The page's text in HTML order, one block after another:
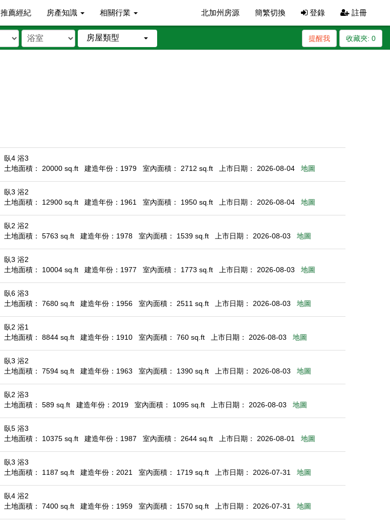
推薦經紀 房產知識 相關行業 北加州房源 簡繁切換 登錄 註冊
房屋類型 收藏夾: 0
提醒我
臥4 浴3
土地面積： 20000 sq.ft
建造年份：1979 室內面積： 2712 sq.ft 上市日期： 2026-08-04 地圖
臥3 浴2
土地面積： 12900 sq.ft
建造年份：1961 室內面積： 1950 sq.ft 上市日期： 2026-08-04 地圖
臥2 浴2
土地面積： 5763 sq.ft
建造年份：1978 室內面積： 1539 sq.ft 上市日期： 2026-08-03 地圖
臥3 浴2
土地面積： 10004 sq.ft
建造年份：1977 室內面積： 1773 sq.ft 上市日期： 2026-08-03 地圖
臥6 浴3
土地面積： 7680 sq.ft
建造年份：1956 室內面積： 2511 sq.ft 上市日期： 2026-08-03 地圖
臥2 浴1
土地面積： 8844 sq.ft
建造年份：1910 室內面積： 760 sq.ft 上市日期： 2026-08-03 地圖
臥3 浴2
土地面積： 7594 sq.ft
建造年份：1963 室內面積： 1390 sq.ft 上市日期： 2026-08-03 地圖
臥2 浴3
土地面積： 589 sq.ft
建造年份：2019 室內面積： 1095 sq.ft 上市日期： 2026-08-03 地圖
臥5 浴3
土地面積： 10375 sq.ft
建造年份：1987 室內面積： 2644 sq.ft 上市日期： 2026-08-01 地圖
臥3 浴3
土地面積： 1187 sq.ft
建造年份：2021 室內面積： 1719 sq.ft 上市日期： 2026-07-31 地圖
臥4 浴2
土地面積： 7400 sq.ft
建造年份：1959 室內面積： 1570 sq.ft 上市日期： 2026-07-31 地圖